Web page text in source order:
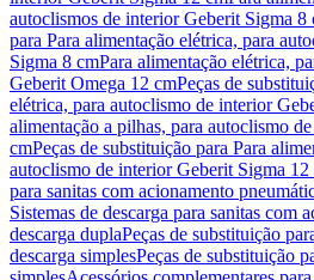
autoclismos de interior Geberit Sigma 8
para Para alimentação elétrica, para
Sigma 8 cmPara alimentação elétrica,
Geberit Omega 12 cmPeças de
elétrica, para autoclismo de interior
alimentação a pilhas, para autoclismo
cmPeças de substituição para Para
autoclismo de interior Geberit Sigma 12
para sanitas com acionamento
Sistemas de descarga para sanitas com
descarga duplaPeças de substituição
descarga simplesPeças de substituição